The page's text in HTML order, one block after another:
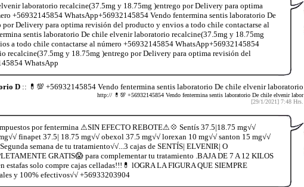
laboratorio recalcine(37.5mg y 18.75mg )entrego por Delivery para optima
+56932145854 WhatsApp+56932145854 Vendo fentermina sentis laboratorio De
Delivery para optima revisión del producto y envios a todo chile contactarse al
sentis laboratorio De chile elvenir laboratorio recalcine(37.5mg y 18.75mg
a todo chile contactarse al número +56932145854 WhatsApp+56932145854
recalcine(37.5mg y 18.75mg )entrego por Delivery para optima revisión del
WhatsApp
D:: 💊💯 +56932145854 Vendo fentermina sentis laboratorio De chile elvenir laboratorio
http:// 💊💯 +56932145854 Vendo fentermina sentis laboratorio De chile elvenir labor
[29/1/2021] 7:48 Hrs.
por fentermina ⚠SIN EFECTO REBOTE⚠💠 Sentís 37.5|18.75 mg√√
finapet 37.5| 18.75 mg√√ obexol 37.5 mg√√ lorexan 10 mg√√ santon 15 mg√√
semana de tu tratamiento√√...3 cajas de SENTÍS| ELVENIR| O
GRATIS😱 para complementar tu tratamiento .BAJA DE 7 A 12 KILOS
solo compre cajas celladas!!!💊 lOGRA LA FIGURA QUE SIEMPRE
y 100% efectivos√√ +56933203904